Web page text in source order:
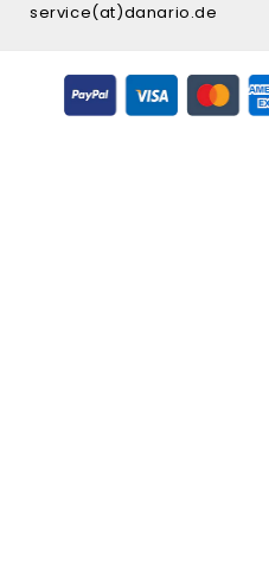
service(at)danario.de
Zahlungsmethoden